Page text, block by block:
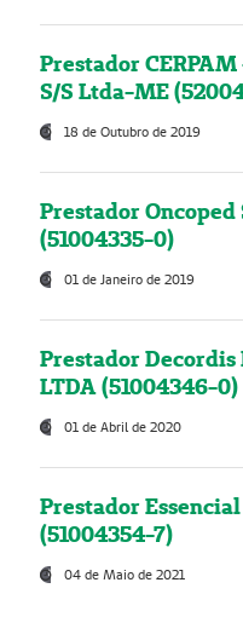
Prestador
S/S Ltda-ME
18 de Outubro de 2019
Prestador
(51004335-0)
01 de Janeiro de 2019
Prestador
LTDA (51004346-0)
01 de Abril de 2020
Prestador
(51004354-7)
04 de Maio de 2021